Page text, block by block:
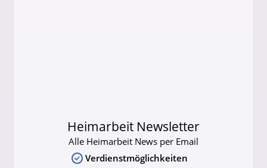
Heimarbeit Newsletter
Alle Heimarbeit News per Email
Verdienstmöglichkeiten